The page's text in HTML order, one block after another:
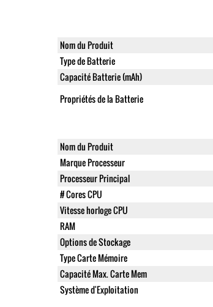
Nom du Produit
Type de Batterie
Capacité Batterie (mAh)
Propriétés de la Batterie
Nom du Produit
Marque Processeur
Processeur Principal
# Cores CPU
Vitesse horloge CPU
RAM
Options de Stockage
Type Carte Mémoire
Capacité Max. Carte Mem
Système d'Exploitation